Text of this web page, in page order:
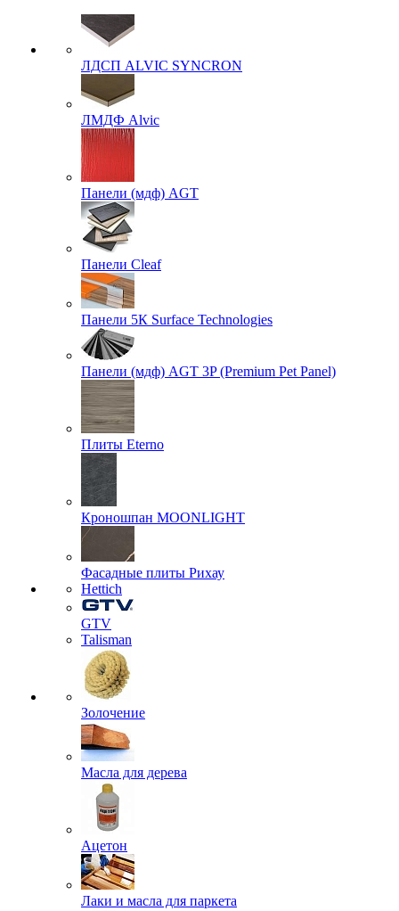
ЛДСП ALVIC SYNCRON
ЛМДФ Alvic
Панели (мдф) AGT
Панели Cleaf
Панели 5К Surface Technologies
Панели (мдф) AGT 3P (Premium Pet Panel)
Плиты Eterno
Кроношпан MOONLIGHT
Фасадные плиты Рихау
Hettich
GTV
Talisman
Золочение
Масла для дерева
Ацетон
Лаки и масла для паркета